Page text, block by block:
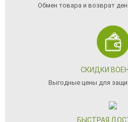
Обмен товара и возврат
СКИДКИ
Выгодные цены для
БЫСТРАЯ